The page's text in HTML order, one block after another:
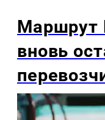
Маршрут
вновь